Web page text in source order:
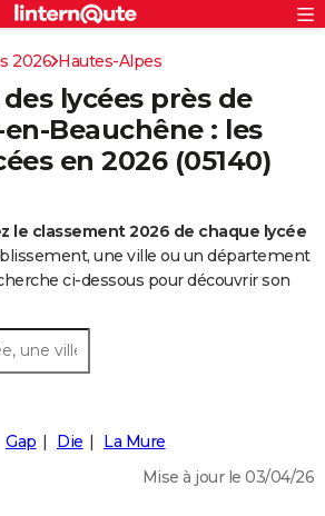
S'inscrire
Connexion
2026 Hautes-Alpes
lycées près de
Beauchêne : les
en 2026 (05140)
le classement 2026 de chaque lycée
une ville ou un département
ci-dessous pour découvrir son
Gap Die
La Mure
Mise à jour le 03/04/26